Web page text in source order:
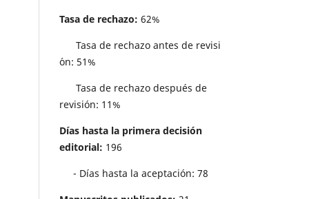
Tasa de rechazo: 62%
Tasa de rechazo antes de revisi
´on: 51%
Tasa de rechazo después de
revisión: 11%
Días hasta la primera decisión
editorial: 196
- Días hasta la aceptación: 78